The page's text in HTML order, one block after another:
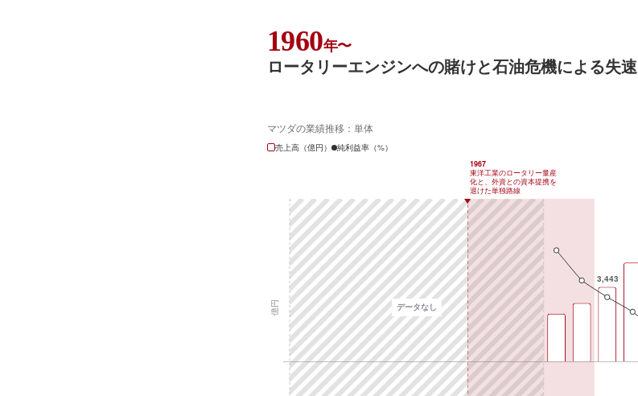
1960年〜
ロータリーエンジンへの賭けと石油危機による失速
マツダの業績推移：単体
売上高（億円）
純利益率（%）